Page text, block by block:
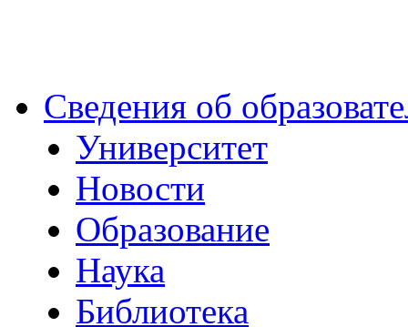
Сведения об
Университет
Новости
Образование
Наука
Библиотека